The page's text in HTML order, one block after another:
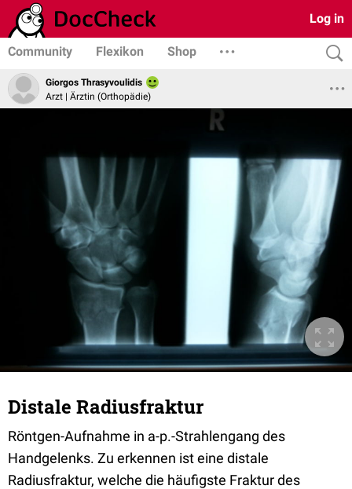
Log in
Community Flexikon Shop
Giorgos Thrasyvoulidis
Arzt | Ärztin (Orthopädie)
Distale Radiusfraktur
Röntgen-Aufnahme in a-p.-Strahlengang des
Handgelenks. Zu erkennen ist eine distale
Radiusfraktur, welche die häufigste Fraktur des